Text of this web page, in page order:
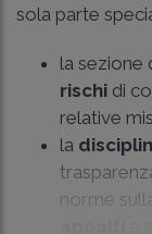
sola parte
la sezione
rischi di
relative
la
norme